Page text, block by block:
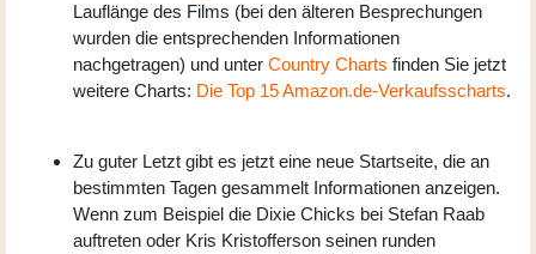
Lauflänge des Films (bei den älteren Besprechungen
wurden die entsprechenden Informationen
nachgetragen) und unter Country Charts finden Sie jetzt
weitere Charts: Die Top 15 Amazon.de-Verkaufsscharts.
Zu guter Letzt gibt es jetzt eine neue Startseite, die an
bestimmten Tagen gesammelt Informationen anzeigen.
Wenn zum Beispiel die Dixie Chicks bei Stefan Raab
auftreten oder Kris Kristofferson seinen runden